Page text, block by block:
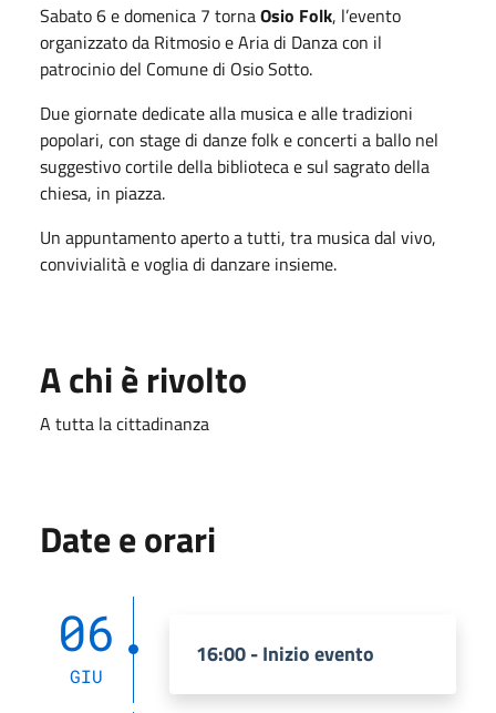
Sabato 6 e domenica 7 tornaOsio Folk, l’evento
organizzato da Ritmosio e Aria di Danza con il
patrocinio del Comune di Osio Sotto.
Due giornate dedicate alla musica e alle tradizioni
popolari, con stage di danze folk e concerti a ballo nel
suggestivo cortile della biblioteca e sul sagrato della
chiesa, in piazza.
Un appuntamento aperto a tutti, tra musica dal vivo,
convivialità e voglia di danzare insieme.
A chi è rivolto
A tutta la cittadinanza
Date e orari
06
GIU
16:00 - Inizio evento